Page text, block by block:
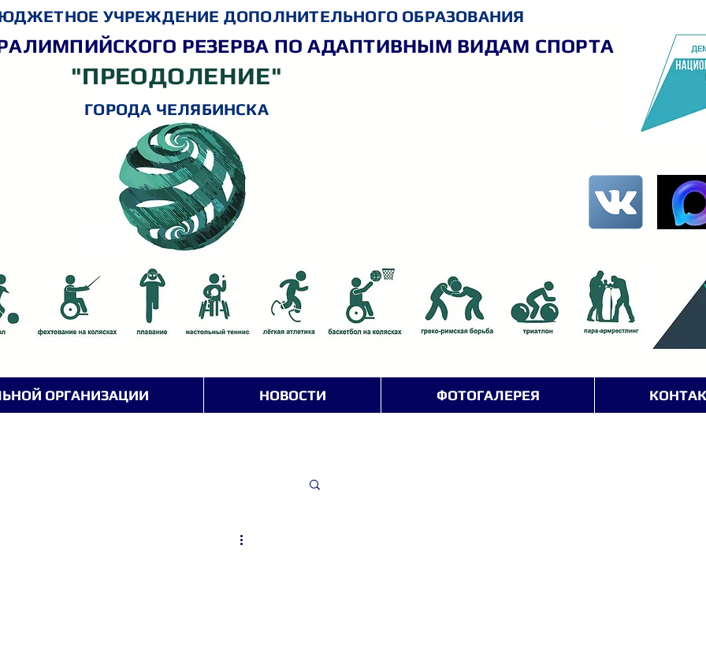
УЧРЕЖДЕНИЕ ДОПОЛНИТЕЛЬНОГО ОБРАЗОВАНИЯ
РЕЗЕРВА ПО АДАПТИВНЫМ ВИДАМ СПОРТА
"ПРЕОДОЛЕНИЕ"
ГОРОДА ЧЕЛЯБИНСКА
ОРГАНИЗАЦИИ НОВОСТИ ФОТОГАЛЕРЕЯ